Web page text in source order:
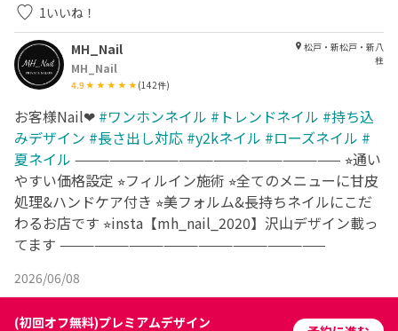
1いいね！
MH_Nail
MH_Nail
4.9 (142件)
松戸・新松戸・新八
柱
お客様Nail❤︎ #ワンホンネイル #トレンドネイル #持ち込
みデザイン #長さ出し対応 #y2kネイル #ローズネイル #
夏ネイル ——————————————————————— ⭐︎通い
やすい価格設定 ⭐︎フィルイン施術 ⭐︎全てのメニューに甘皮
処理&ハンドケア付き ⭐︎美フォルム&長持ちネイルにこだ
わるお店です ⭐︎insta【mh_nail_2020】沢山デザイン載っ
てます ———————————————————————
2026/06/08
(初回オフ無料)プレミアムデザイン